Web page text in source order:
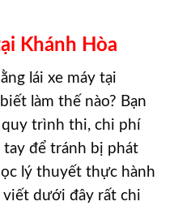
Khánh Hòa
lái xe máy tại
làm thế nào? Bạn
trình thi, chi phí
để tránh bị phát
lý thuyết thực hành
dưới đây rất chi